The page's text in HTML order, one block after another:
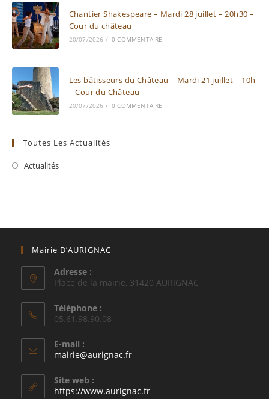
Chantier Shakespeare – Mardi 28 juillet – 20h30 –
Cour du château
20/07/2026 / 0 COMMENTAIRE
Les bâtisseurs du Château – Mardi 21 juillet – 10h
– Cour du Château
20/07/2026 / 0 COMMENTAIRE
Toutes Les Actualités
Actualités
Mairie D’AURIGNAC
Adresse :
Place de la mairie, 31420 AURIGNAC
Téléphone :
05.61.98.90.08
E-mail :
mairie@aurignac.frS’ouvre
application
Site web :
https://www.aurignac.fr